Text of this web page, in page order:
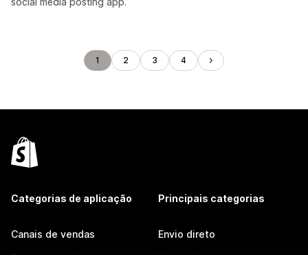
1 2 3 4
Categorias de aplicação
Canais de vendas
Principais categorias
Envio direto